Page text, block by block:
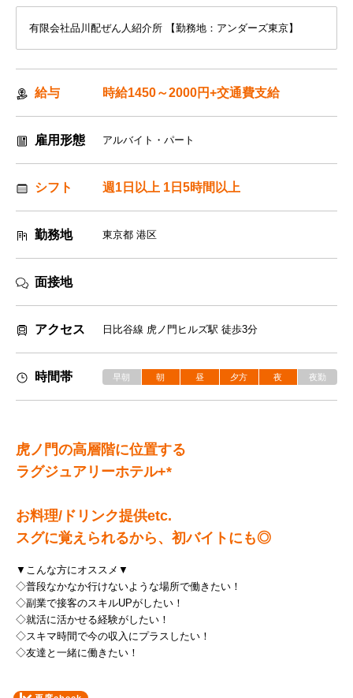
有限会社品川配ぜん人紹介所 【勤務地：アンダーズ東京】
給与 時給1450～2000円+交通費支給
雇用形態 アルバイト・パート
シフト 週1日以上 1日5時間以上
勤務地 東京都 港区
面接地
アクセス 日比谷線 虎ノ門ヒルズ駅 徒歩3分
時間帯 早朝 朝 昼 夕方 夜 夜勤
虎ノ門の高層階に位置する
ラグジュアリーホテル+*
お料理/ドリンク提供etc.
スグに覚えられるから、初バイトにも◎
▼こんな方にオススメ▼
◇普段なかなか行けないような場所で働きたい！
◇副業で接客のスキルUPがしたい！
◇就活に活かせる経験がしたい！
◇スキマ時間で今の収入にプラスしたい！
◇友達と一緒に働きたい！